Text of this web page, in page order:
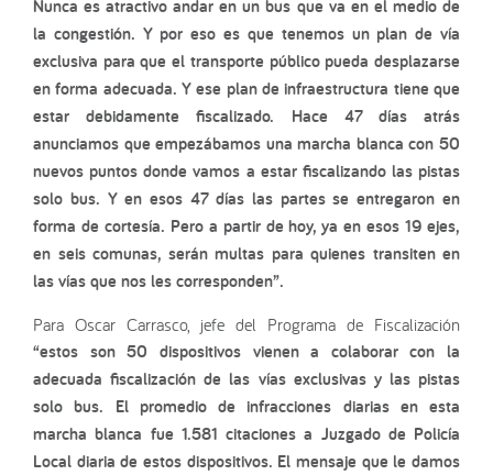
Nunca es atractivo andar en un bus que va en el medio de
la congestión. Y por eso es que tenemos un plan de vía
exclusiva para que el transporte público pueda desplazarse
en forma adecuada. Y ese plan de infraestructura tiene que
estar debidamente fiscalizado. Hace 47 días atrás
anunciamos que empezábamos una marcha blanca con 50
nuevos puntos donde vamos a estar fiscalizando las pistas
solo bus. Y en esos 47 días las partes se entregaron en
forma de cortesía. Pero a partir de hoy, ya en esos 19 ejes,
en seis comunas, serán multas para quienes transiten en
las vías que nos les corresponden”.
Para Oscar Carrasco, jefe del Programa de Fiscalización
“estos son 50 dispositivos vienen a colaborar con la
adecuada fiscalización de las vías exclusivas y las pistas
solo bus. El promedio de infracciones diarias en esta
marcha blanca fue 1.581 citaciones a Juzgado de Policía
Local diaria de estos dispositivos. El mensaje que le damos